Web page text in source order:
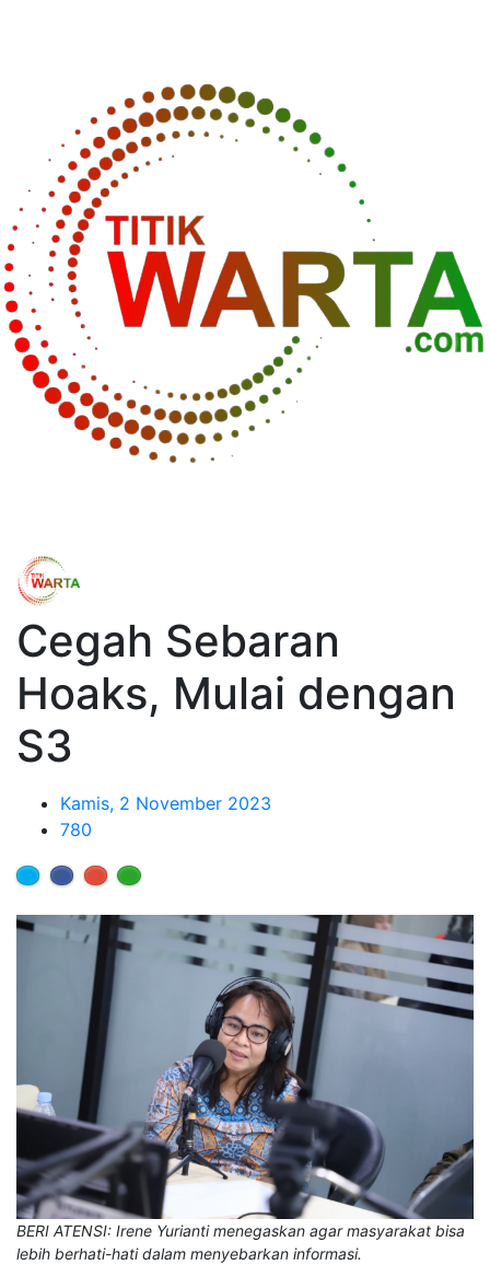
Cegah Sebaran
Hoaks, Mulai dengan
S3
Kamis, 2 November 2023
780
BERI ATENSI: Irene Yurianti menegaskan agar masyarakat bisa
lebih berhati-hati dalam menyebarkan informasi.